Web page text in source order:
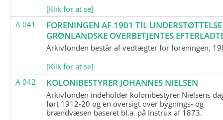
[Klik for at se]
A 041
FORENINGEN AF 1901 TIL
GRØNLANDSKE OVERBETJENTES
Arkivfonden består af vedtægter for foreningen,
[Klik for at se]
A 042
KOLONIBESTYRER JOHANNES NIELSEN
Arkivfonden indeholder kolonibestyrer Nielsens
ført 1912-20 og en oversigt over bygnings- og
brændvæsen baseret bl.a. på Instrux af 1873.